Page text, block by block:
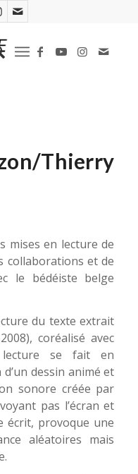
Thierry
mises en lecture de
collaborations et de
le bédéiste belge
du texte extrait
coréalisé avec
lecture se fait en
dessin animé et
sonore créée par
pas l’écran et
écrit, provoque une
aléatoires mais